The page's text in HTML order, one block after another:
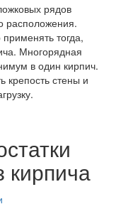
рядов
расположения.
тогда,
Многорядная
в один кирпич.
крепость стены и
кирпича